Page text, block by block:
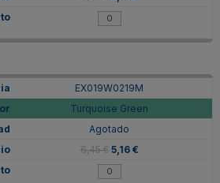
EX019W0219M
Turquoise Green
Agotado
6,45 € 5,16 €